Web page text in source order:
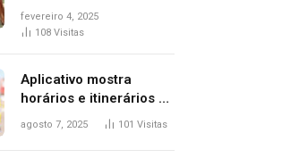
Censori, esposa de
Kanye West que
fevereiro 4, 2025
108 Visitas
Aplicativo mostra
horários e itinerários de
ônibus a usuários do
agosto 7, 2025 101 Visitas